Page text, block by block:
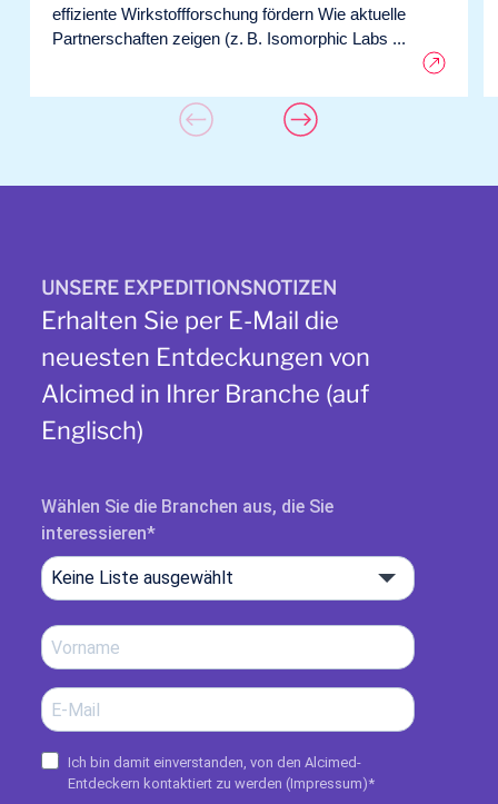
effiziente Wirkstoffforschung fördern Wie aktuelle
Partnerschaften zeigen (z. B. Isomorphic Labs ...
UNSERE EXPEDITIONSNOTIZEN
Erhalten Sie per E-Mail die
neuesten Entdeckungen von
Alcimed in Ihrer Branche (auf
Englisch)
Wählen Sie die Branchen aus, die Sie
interessieren
Keine Liste ausgewählt
Ich bin damit einverstanden, von den Alcimed-
Entdeckern kontaktiert zu werden (Impressum)*